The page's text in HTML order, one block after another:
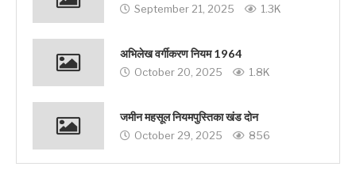
September 21, 2025 1.3K
अभिलेख वर्गीकरण नियम 1964
October 20, 2025 1.8K
जमीन महसूल नियमपुस्तिका खंड दोन
October 29, 2025 856